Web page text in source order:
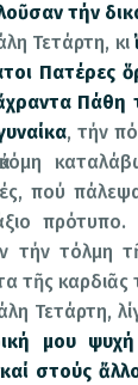
τήν
Τετάρτη, κι
Πατέρες
Πάθη
, τήν
πού
τήν τόλμη
τῆς καρδιᾶς
Τετάρτη,
μου
στούς